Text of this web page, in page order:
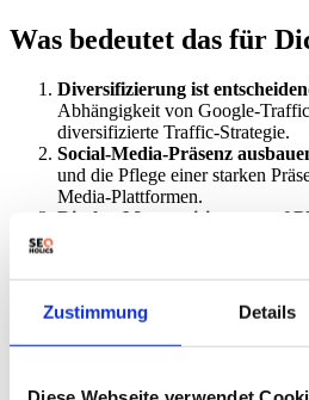
Zustimmung Details
Was bedeutet das für
Diversifizierung ist
Abhängigkeit von Google-
diversifizierte Traffic-Strategie.
Social-Media-Präsenz
und die Pflege einer starken
Media-Plattformen.
Direkte Monetarisierung auf
Dich darauf, Umsätze direkt auf
generieren, z.B. durch Affiliate-
Inhalte.
First-Party-Daten nutzen:
Daten, um zielgerichtete
durchzuführen und Ergebnisse
reinen Impressionen hin zu